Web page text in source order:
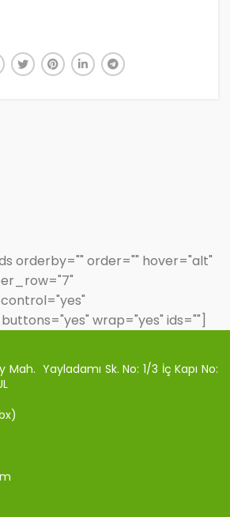
orderby="" order="" hover="alt"
wrap="yes" ids=""]
Yayladamı Sk. No: 1/3 İç Kapı No: